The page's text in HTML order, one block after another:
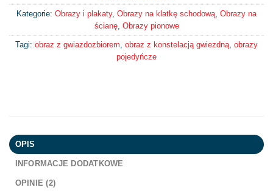
Kategorie: Obrazy i plakaty, Obrazy na klatkę schodową Obrazy na
ścianę, Obrazy pionowe
Tagi: obraz z gwiazdozbiorem obraz z konstelacją gwiezdną obrazy
pojedyńcze
OPIS
INFORMACJE DODATKOWE
OPINIE (2)